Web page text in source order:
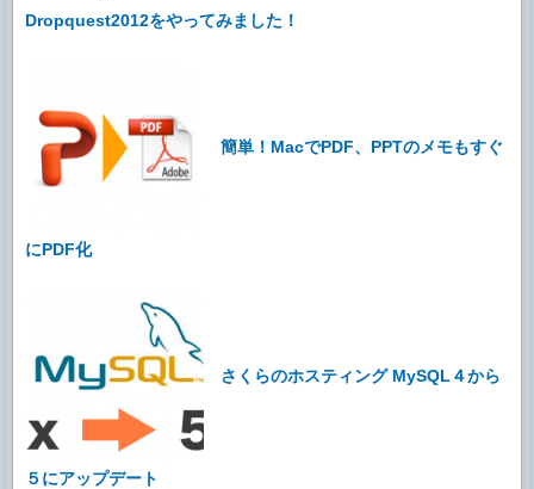
Dropquest2012をやってみました！
簡単！MacでPDF、PPTのメモもすぐ
にPDF化
さくらのホスティング MySQL４から
５にアップデート